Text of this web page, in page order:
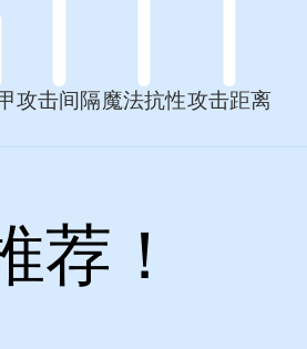
攻击间隔魔法抗性攻击距离
荐！